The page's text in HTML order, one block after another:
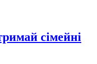
сімейні